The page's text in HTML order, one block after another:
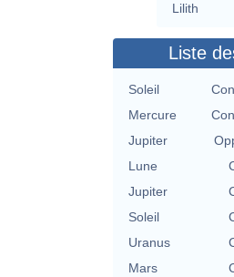
Lilith
Liste
Soleil
Mercure
Jupiter
Lune
Jupiter
Soleil
Uranus
Mars